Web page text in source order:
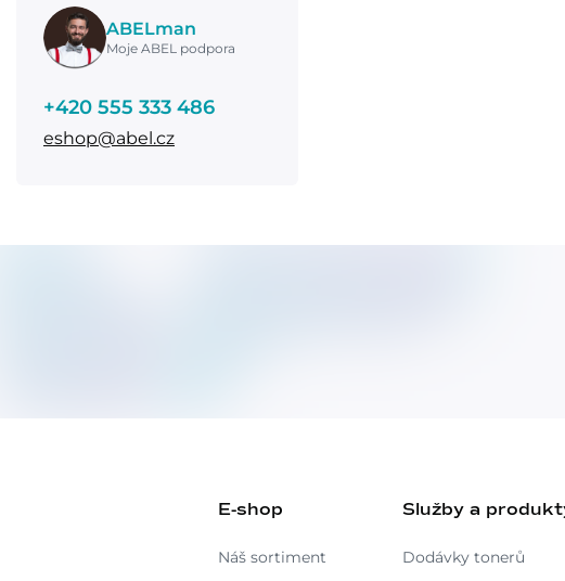
ABELman
Moje ABEL podpora
+420 555 333 486
eshop@abel.cz
E-shop
Náš sortiment
Služby a
Dodávky tonerů